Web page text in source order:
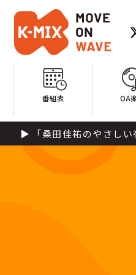
番組表 OA
桑田佳祐のやさしい夜遊び